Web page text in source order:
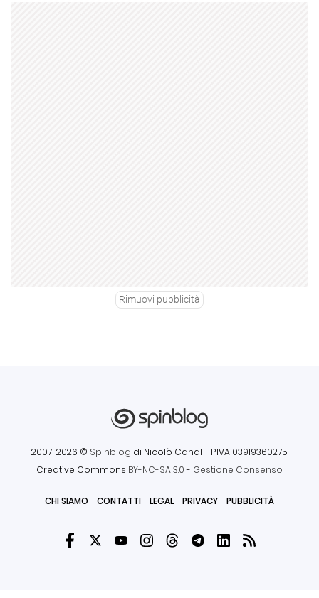
Rimuovi pubblicità
2007-2026 © Spinblog di Nicolò Canal - P.IVA 03919360275
Creative Commons BY-NC-SA 3.0- Gestione Consenso
CHI SIAMO CONTATTI LEGAL PRIVACY PUBBLICITÀ